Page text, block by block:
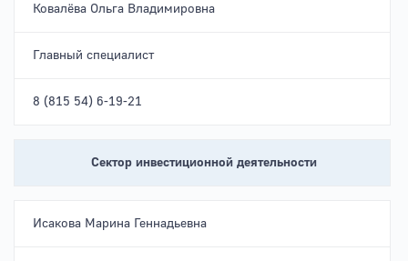
Ковалёва Ольга Владимировна
Главный специалист
8 (815 54) 6-19-21
Сектор инвестиционной деятельности
Исакова Марина Геннадьевна